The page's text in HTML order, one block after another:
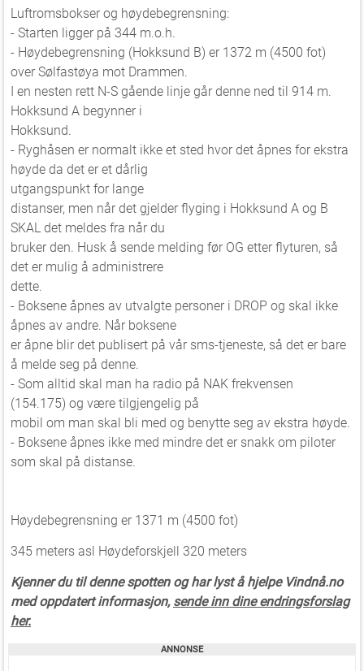
Luftromsbokser og høydebegrensning:
- Starten ligger på 344 m.o.h.
- Høydebegrensning (Hokksund B) er 1372 m (4500 fot)
over Sølfastøya mot Drammen.
I en nesten rett N-S gående linje går denne ned til 914 m.
Hokksund A begynner i
Hokksund.
- Ryghåsen er normalt ikke et sted hvor det åpnes for ekstra
høyde da det er et dårlig
utgangspunkt for lange
distanser, men når det gjelder flyging i Hokksund A og B
SKAL det meldes fra når du
bruker den. Husk å sende melding før OG etter flyturen, så
det er mulig å administrere
dette.
- Boksene åpnes av utvalgte personer i DROP og skal ikke
åpnes av andre. Når boksene
er åpne blir det publisert på vår sms-tjeneste, så det er bare
å melde seg på denne.
- Som alltid skal man ha radio på NAK frekvensen
(154.175) og være tilgjengelig på
mobil om man skal bli med og benytte seg av ekstra høyde.
- Boksene åpnes ikke med mindre det er snakk om piloter
som skal på distanse.
Høydebegrensning er 1371 m (4500 fot)
345 meters asl Høydeforskjell 320 meters
Kjenner du til denne spotten og har lyst å hjelpe Vindnå.no
med oppdatert informasjon, sende inn dine endringsforslag
her.